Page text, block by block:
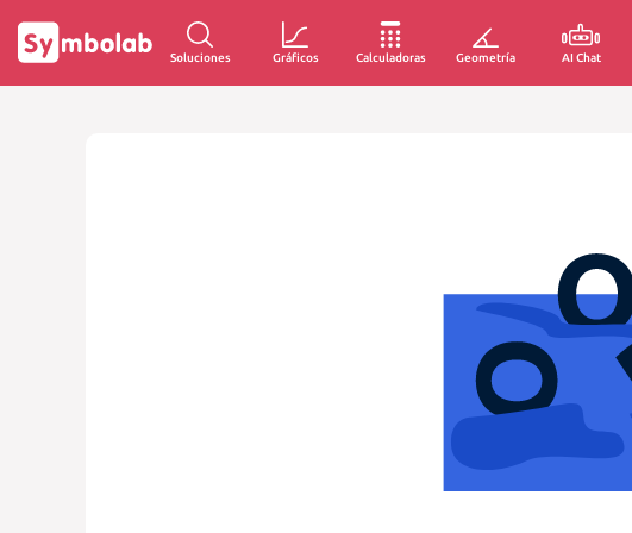
Soluciones Gráficos Calculadoras Geometría AI Chat